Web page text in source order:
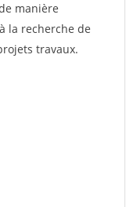
manière
la recherche de
travaux.